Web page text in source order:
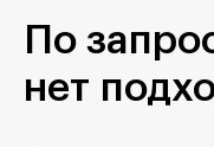
По
нет